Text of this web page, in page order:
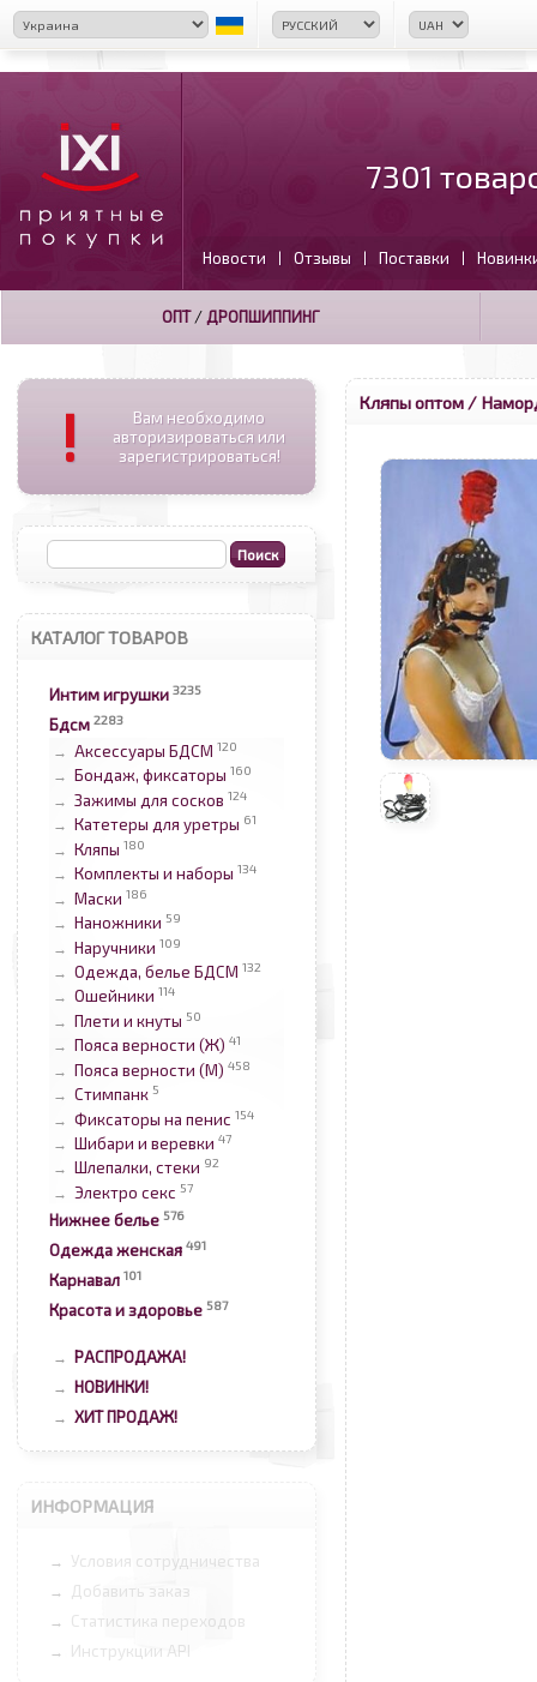
7301
Новости | Отзывы | Поставки |
ОПТ/ ДРОПШИППИНГ
!
Вам необходимо
авторизироваться или
зарегистрироваться!
КАТАЛОГ ТОВАРОВ
Интим игрушки 3235
Бдсм 2283
→ Аксессуары БДСМ 120
→ Бондаж, фиксаторы 160
→ Зажимы для сосков 124
→ Катетеры для уретры 61
→ Кляпы 180
→ Комплекты и наборы 134
→ Маски 186
→ Наножники 59
→ Наручники 109
→ Одежда, белье БДСМ 132
→ Ошейники 114
→ Плети и кнуты 50
→ Пояса верности (Ж) 41
→ Пояса верности (М) 458
→ Стимпанк 5
→ Фиксаторы на пенис 154
→ Шибари и веревки 47
→ Шлепалки, стеки 92
→ Электро секс 57
Нижнее белье 576
Одежда женская 491
Карнавал 101
Красота и здоровье 587
→ РАСПРОДАЖА!
→ НОВИНКИ!
→ ХИТ ПРОДАЖ!
ИНФОРМАЦИЯ
→ Условия сотрудничества
→ Добавить заказ
→ Статистика переходов
→ Инструкции API
Кляпы оптом/